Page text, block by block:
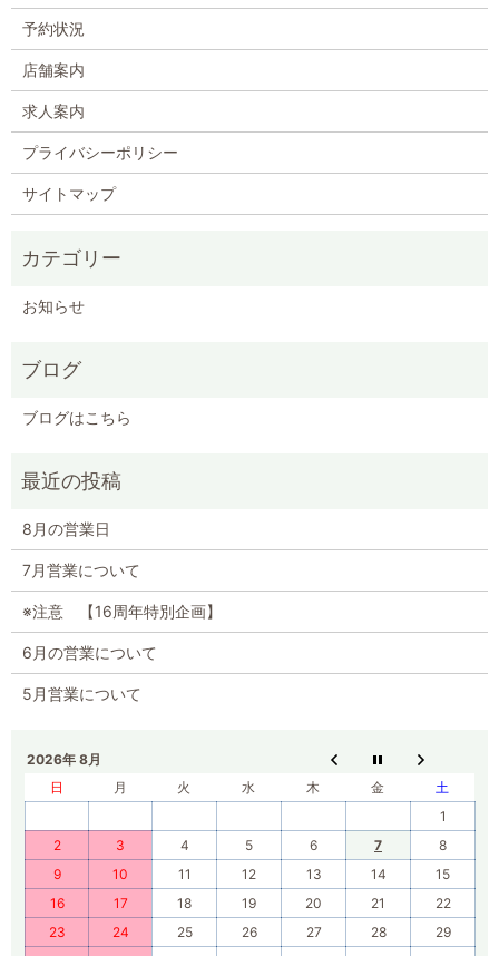
予約状況
店舗案内
求人案内
プライバシーポリシー
サイトマップ
お知らせ
ブログ
ブログはこちら
8月の営業日
7月営業について
※注意 【16周年特別企画】
6月の営業について
5月営業について
2026年 8月
日
月 火 水 木 金
土
1
2
3 4 5 6 7
8
9
10 11 12 13 14
15
16
17 18 19 20 21
22
23
24 25 26 27 28
29